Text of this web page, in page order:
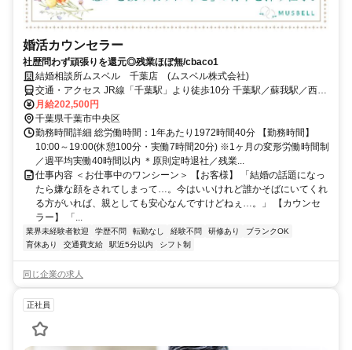
婚活カウンセラー
社歴問わず頑張りを還元◎残業ほぼ無/cbaco1
結婚相談所ムスベル 千葉店 (ムスベル株式会社)
交通・アクセス JR線「千葉駅」より徒歩10分 千葉駅／蘇我駅／西千
葉駅からもアクセス便利♪
月給202,500円
千葉県千葉市中央区
勤務時間詳細 総労働時間：1年あたり1972時間40分 【勤務時間】
10:00～19:00(休憩100分・実働7時間20分) ※1ヶ月の変形労働時間制
／週平均実働40時間以内 ＊原則定時退社／残業...
仕事内容 ＜お仕事中のワンシーン＞ 【お客様】 「結婚の話題になっ
たら嫌な顔をされてしまって…。今はいいけれど誰かそばにいてくれ
る方がいれば、親としても安心なんですけどねぇ…。」 【カウンセ
ラー】 「...
業界未経験者歓迎 学歴不問 転勤なし 経験不問 研修あり
ブランクOK
育休あり
交通費支給 駅近5分以内 シフト制
同じ企業の求人
正社員